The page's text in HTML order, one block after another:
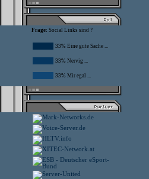
Frage: Social Links sind ?
33% Eine gute Sache ...
33% Nervig ...
33% Mir egal ...